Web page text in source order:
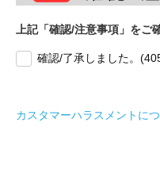
上記「確認/注意事項」をご
確認/了承しました。
カスタマーハラスメントに